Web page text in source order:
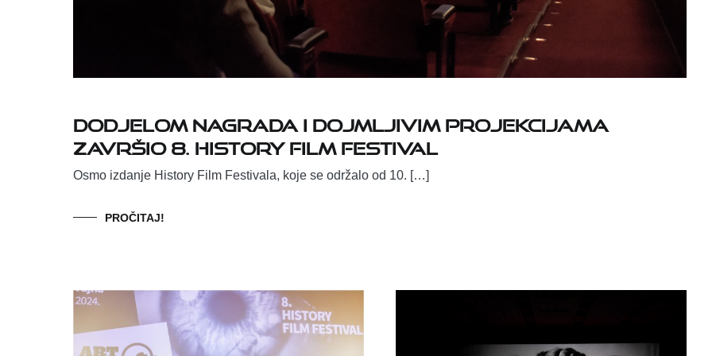
Dodjelom nagrada i dojmljivim projekcijama
završio 8. History Film Festival
Osmo izdanje History Film Festivala, koje se održalo od 10. […]
PROČITAJ!